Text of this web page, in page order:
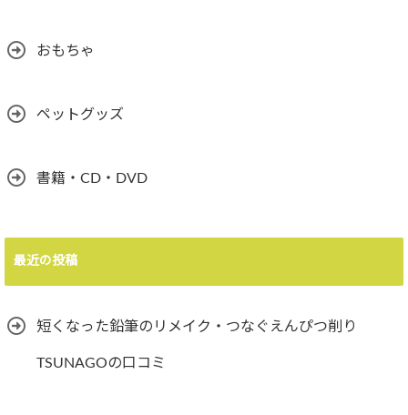
おもちゃ
ペットグッズ
書籍・CD・DVD
最近の投稿
短くなった鉛筆のリメイク・つなぐえんぴつ削り
TSUNAGOの口コミ